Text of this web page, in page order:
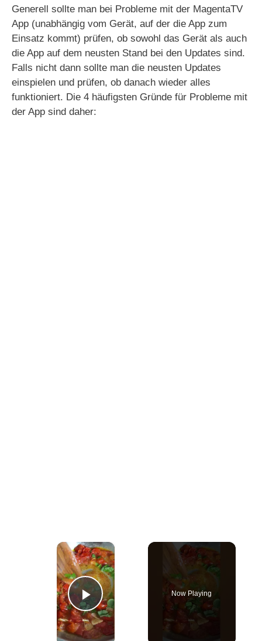
Generell sollte man bei Probleme mit der MagentaTV
App (unabhängig vom Gerät, auf der die App zum
Einsatz kommt) prüfen, ob sowohl das Gerät als auch
die App auf dem neusten Stand bei den Updates sind.
Falls nicht dann sollte man die neusten Updates
einspielen und prüfen, ob danach wieder alles
funktioniert. Die 4 häufigsten Gründe für Probleme mit
der App sind daher:
×
Play Video
Now Playing